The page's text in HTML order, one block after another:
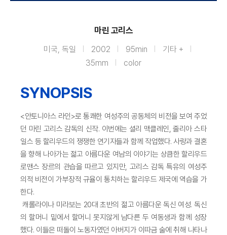
마린 고리스
미국, 독일 2002 95min
기타 +
35mm
color
SYNOPSIS
<안토니아스 라인>로 통쾌한 여성주의 공동체의 비전을 보여 주었
던 마린 고리스 감독의 신작. 이번에는 셜리 맥클레인, 줄리아 스타
일스 등 할리우드의 쟁쟁한 연기자들과 함께 작업했다. 사랑과 결혼
을 향해 나아가는 젊고 아름다운 여남의 이야기는 상큼한 할리우드
로맨스 장르의 관습을 따르고 있지만, 고리스 감독 특유의 여성주
의적 비전이 가부장적 규율이 통치하는 할리우드 제국에 역습을 가
한다.
캐롤라이나 미라보는 20대 초반의 젊고 아름다운 독신 여성. 독신
의 할머니 밑에서 할머니 못지않게 남다른 두 여동생과 함께 성장
했다. 이들은 떠돌이 노동자였던 아버지가 이따금 술에 취해 나타나